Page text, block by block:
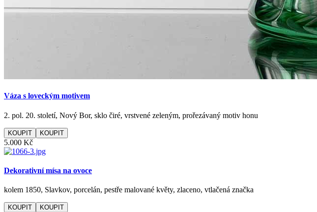
Váza s loveckým motivem
2. pol. 20. století, Nový Bor, sklo čiré, vrstvené zeleným, prořezávaný motiv honu
KOUPIT
5.000 Kč
Dekorativní mísa na ovoce
kolem 1850, Slavkov, porcelán, pestře malované květy, zlaceno, vtlačená značka
KOUPIT